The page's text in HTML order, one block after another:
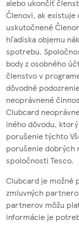
alebo ukončiť
Členovi, ak existuje
uskutočnené
hľadiska objemu
spotrebu.
body z osobného
členstvo v
dôvodné
neoprávnené
Clubcard
iného dôvodu,
porušenie týchto
porušenie dobrých
spoločnosti Tesco.
Clubcard je možné
zmluvných
partnerov môžu
informácie je